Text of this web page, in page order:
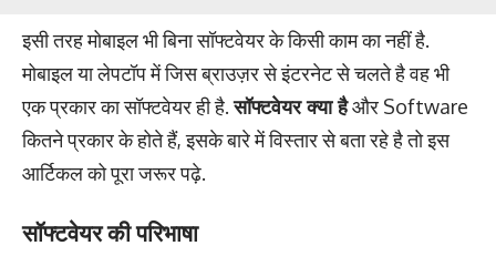
इसी तरह मोबाइल भी बिना सॉफ्टवेयर के किसी काम का नहीं है.
मोबाइल या लेपटॉप में जिस ब्राउज़र से इंटरनेट से चलते है वह भी
एक प्रकार का सॉफ्टवेयर ही है.सॉफ्टवेयर क्या हैऔर Software
कितने प्रकार के होते हैं, इसके बारे में विस्तार से बता रहे है तो इस
आर्टिकल को पूरा जरूर पढ़े.
सॉफ्टवेयर की परिभाषा